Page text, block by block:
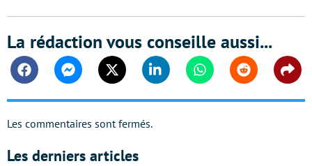
La rédaction vous conseille aussi...
FacebookMessengerTwitter Linkedin WhatsappReddit
Les commentaires sont fermés.
Les derniers articles